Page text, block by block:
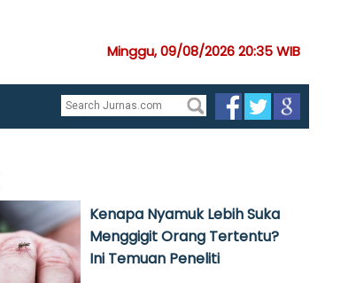
Minggu, 09/08/2026 20:35 WIB
Kenapa Nyamuk Lebih Suka
Menggigit Orang Tertentu?
Ini Temuan Peneliti